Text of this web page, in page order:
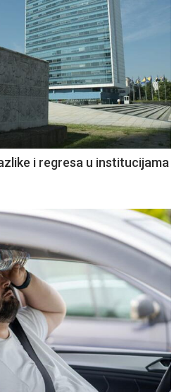
i regresa u institucijama